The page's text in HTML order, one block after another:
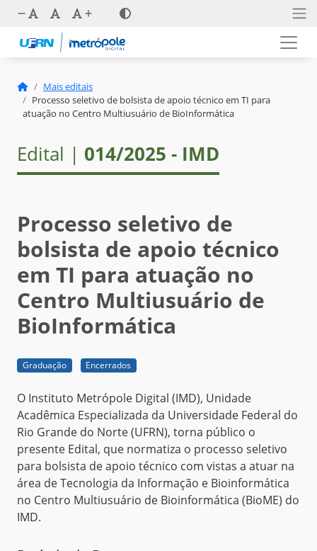
Mais editais
Processo seletivo de bolsista de apoio técnico em TI para
atuação no Centro Multiusuário de BioInformática
Edital | 014/2025 - IMD
Processo seletivo de
bolsista de apoio técnico
em TI para atuação no
Centro Multiusuário de
BioInformática
Graduação Encerrados
O Instituto Metrópole Digital (IMD), Unidade
Acadêmica Especializada da Universidade Federal do
Rio Grande do Norte (UFRN), torna público o
presente Edital, que normatiza o processo seletivo
para bolsista de apoio técnico com vistas a atuar na
área de Tecnologia da Informação e Bioinformática
no Centro Multiusuário de Bioinformática (BioME) do
IMD.